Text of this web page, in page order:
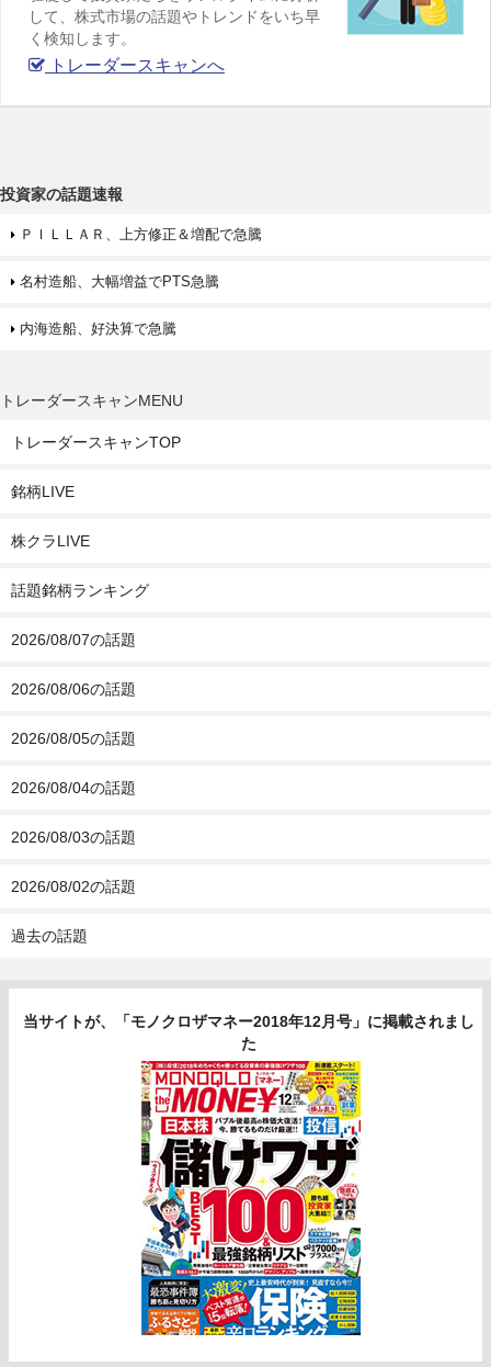
して、株式市場の話題やトレンドをいち早
く検知します。
トレーダースキャンへ
投資家の話題速報
ＰＩＬＬＡＲ、上方修正＆増配で急騰
名村造船、大幅増益でPTS急騰
内海造船、好決算で急騰
トレーダースキャンMENU
トレーダースキャンTOP
銘柄LIVE
株クラLIVE
話題銘柄ランキング
2026/08/07の話題
2026/08/06の話題
2026/08/05の話題
2026/08/04の話題
2026/08/03の話題
2026/08/02の話題
過去の話題
当サイトが、「モノクロザマネー2018年12月号」に掲載されまし
た